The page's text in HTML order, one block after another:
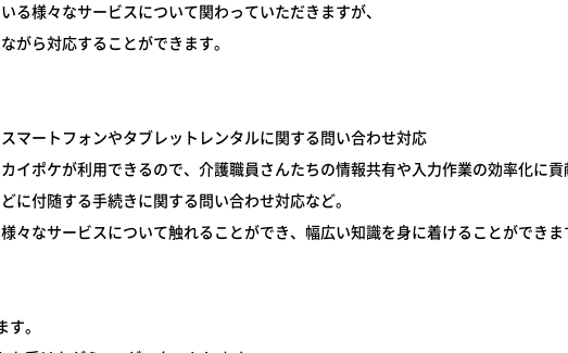
る様々なサービスについて関わっていただきますが、
がら対応することができます。
マートフォンやタブレットレンタルに関する問い合わせ対応
イポケが利用できるので、介護職員さんたちの情報共有や入力作業の効率化に貢
に付随する手続きに関する問い合わせ対応など。
々なサービスについて触れることができ、幅広い知識を身に着けることができま
。